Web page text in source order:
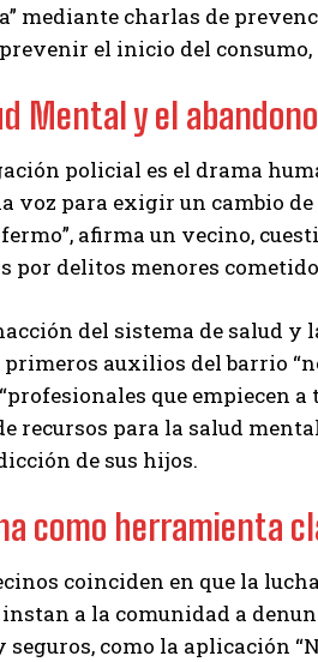
mediante charlas de
el inicio del consumo,
Mental y el
policial es el drama
voz para exigir un cambio
afirma un vecino,
por delitos menores
del sistema de salud y
auxilios del barrio
que empiecen
recursos para la salud
de sus hijos.
como herramienta
coinciden en que la
a la comunidad a
como la aplicación